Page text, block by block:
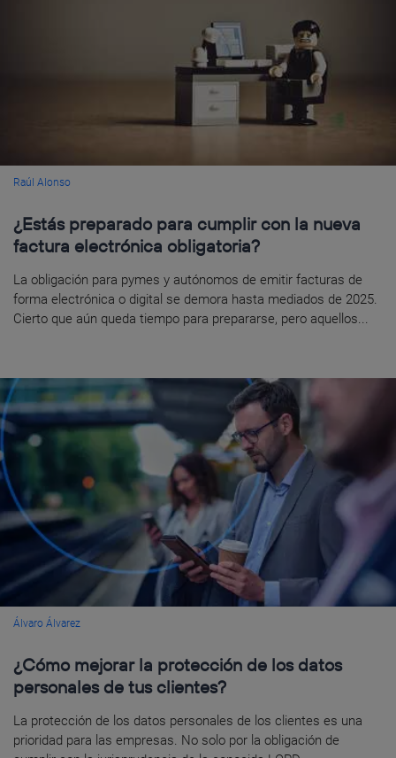
Raúl Alonso
¿Estás preparado para cumplir con la nueva
factura electrónica obligatoria?
La obligación para pymes y autónomos de emitir facturas de
forma electrónica o digital se demora hasta mediados de 2025.
Cierto que aún queda tiempo para prepararse, pero aquellos...
Álvaro Álvarez
¿Cómo mejorar la protección de los datos
personales de tus clientes?
La protección de los datos personales de los clientes es una
prioridad para las empresas. No solo por la obligación de